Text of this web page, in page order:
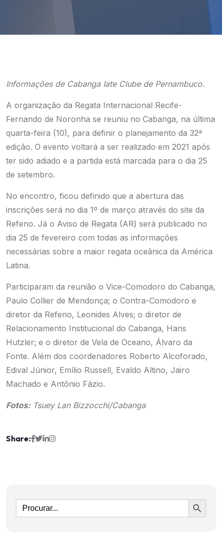
Informações de Cabanga Iate Clube de Pernambuco.
A organização da Regata Internacional Recife-
Fernando de Noronha se reuniu no Cabanga, na última
quarta-feira (10), para definir o planejamento da 32ª
edição. O evento voltará a ser realizado em 2021 após
ter sido adiado e a partida está marcada para o dia 25
de setembro.
No encontro, ficou definido que a abertura das
inscrições será no dia 1º de março através do site da
Refeno. Já o Aviso de Regata (AR) será publicado no
dia 25 de fevereiro com todas as informações
necessárias sobre a maior regata oceânica da América
Latina.
Participaram da reunião o Vice-Comodoro do Cabanga,
Paulo Collier de Mendonça; o Contra-Comodoro e
diretor da Refeno, Leonides Alves; o diretor de
Relacionamento Institucional do Cabanga, Hans
Hutzler; e o diretor de Vela de Oceano, Álvaro da
Fonte. Além dos coordenadores Roberto Alcoforado,
Edival Júnior, Emílio Russell, Evaldo Altino, Jairo
Machado e Antônio Fázio.
Fotos:Tsuey Lan Bizzocchi/Cabanga
Share:
Ir